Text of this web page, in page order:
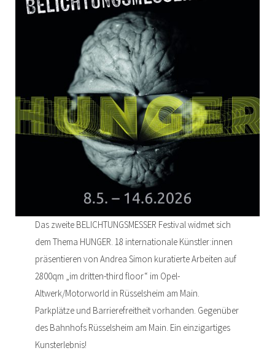
Das zweite BELICHTUNGSMESSER Festival widmet sich
dem Thema HUNGER. 18 internationale Künstler:innen
präsentieren von Andrea Simon kuratierte Arbeiten auf
2800qm „im dritten-third floor“ im Opel-
Altwerk/Motorworld in Rüsselsheim am Main.
Parkplätze und Barrierefreitheit vorhanden. Gegenüber
des Bahnhofs Rüsselsheim am Main. Ein einzigartiges
Kunsterlebnis!